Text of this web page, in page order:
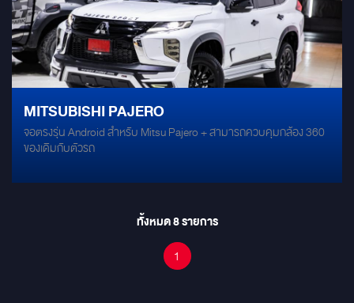
MITSUBISHI PAJERO
จอตรงรุ่น Android สำหรับ Mitsu Pajero + สามารถควบคุมกล้อง 360
ของเดิมกับตัวรถ
ทั้งหมด8รายการ
1